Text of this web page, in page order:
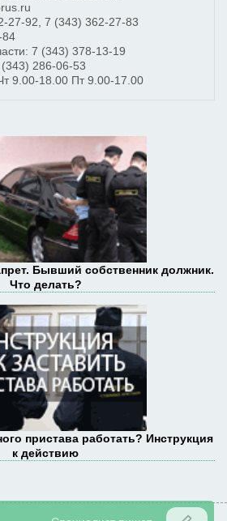
27-92 7 (343) 362-27-83
84
7 (343) 378-13-19
286-06-53
9.00-18.00 Пт 9.00-17.00
Бывший собственник должник.
Что делать?
пристава работать? Инструкция
к действию